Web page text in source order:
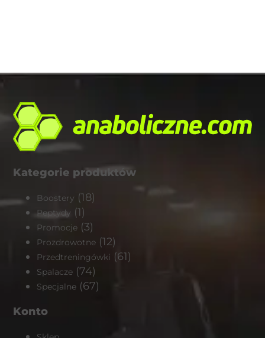
Kategorie produktów
Boostery (18)
Peptydy (1)
Promocje (3)
Prozdrowotne (12)
Przedtreningówki (61)
Spalacze (74)
Specjalne (67)
Konto